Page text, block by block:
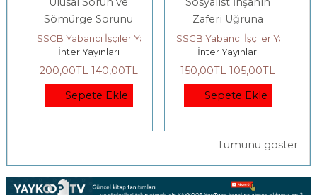
Kooperatifi
Sömürge Sorunu
SSCB Yabancı İşçiler Yayınevi Kooperatifi
İnter Yayınları
200,00TL 140,00TL
Sepete Ekle
Zaferi Uğruna
Mücadele
SSCB Yabancı İşçiler
İnter Yayınları
150,00TL 105,00TL
Sepete Ekle
Tümünü göster